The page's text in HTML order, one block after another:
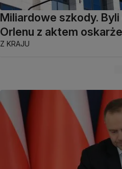
Miliardowe szkody. Byli
Orlenu z aktem
Z KRAJU